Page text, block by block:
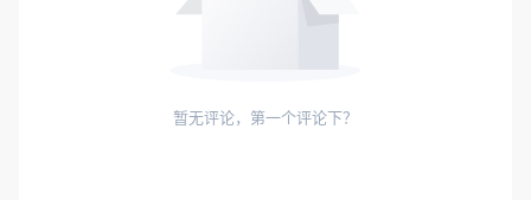
暂无评论，第一个评论下？